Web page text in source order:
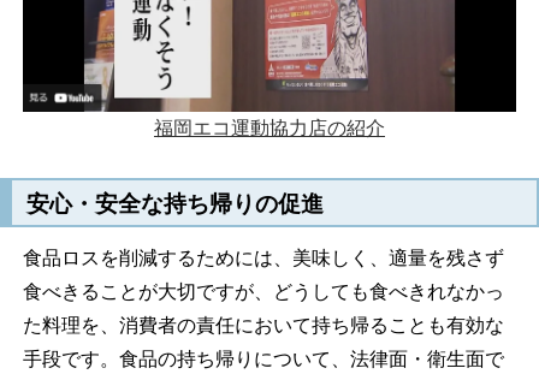
福岡エコ運動協力店の紹介
安心・安全な持ち帰りの促進
食品ロスを削減するためには、美味しく、適量を残さず
食べきることが大切ですが、どうしても食べきれなかっ
た料理を、消費者の責任において持ち帰ることも有効な
手段です。食品の持ち帰りについて、法律面・衛生面で